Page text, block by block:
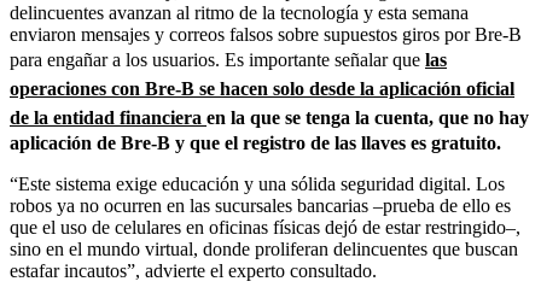
delincuentes avanzan al ritmo de la tecnología y esta semana
enviaron mensajes y correos falsos sobre supuestos giros por Bre-B
para engañar a los usuarios. Es importante señalar que las
operaciones con Bre-B se hacen solo desde la aplicación oficial
de la entidad financiera en la que se tenga la cuenta, que no hay
aplicación de Bre-B y que el registro de las llaves es gratuito.
“Este sistema exige educación y una sólida seguridad digital. Los
robos ya no ocurren en las sucursales bancarias –prueba de ello es
que el uso de celulares en oficinas físicas dejó de estar restringido–,
sino en el mundo virtual, donde proliferan delincuentes que buscan
estafar incautos”, advierte el experto consultado.